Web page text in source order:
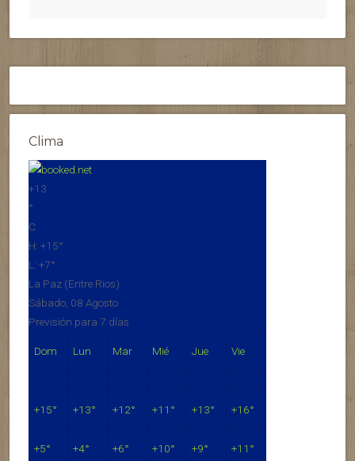
Clima
+13
°
C
H: +15°
L: +7°
La Paz (Entre Rios)
Sábado, 08 Agosto
Previsión para 7 días
Dom Lun Mar Mié Jue Vie
+15° +13° +12° +11° +13° +16°
+5° +4° +6° +10° +9° +11°